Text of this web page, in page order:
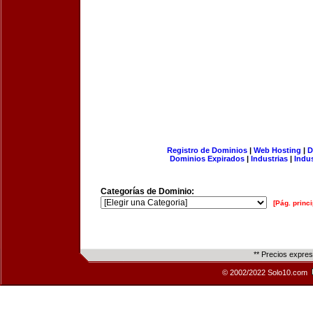
Registro de Dominios| Web Hosting |
Dominios Expirados | Industrias |
Categorías de Dominio:
[Pág.
** Precios
© 2002/2022 Solo10.com